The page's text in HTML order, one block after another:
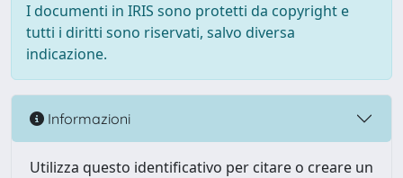
I documenti in IRIS sono protetti da copyright e
tutti i diritti sono riservati, salvo diversa
indicazione.
Informazioni
Utilizza questo identificativo per citare o creare un